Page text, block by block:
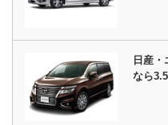
日産
なら